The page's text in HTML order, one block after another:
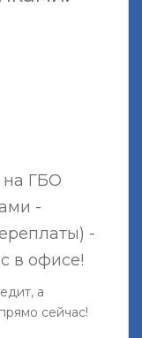
ГБО
-
-
в офисе!
а
сейчас!